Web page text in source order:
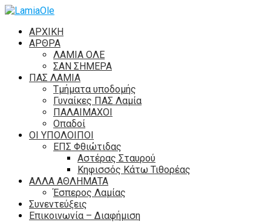
ΑΡΧΙΚΗ
ΑΡΘΡΑ
ΛΑΜΙΑ ΟΛΕ
ΣΑΝ ΣΗΜΕΡΑ
ΠΑΣ ΛΑΜΙΑ
Τμήματα υποδομής
Γυναίκες ΠΑΣ Λαμία
ΠΑΛΑΙΜΑΧΟΙ
Οπαδοί
ΟΙ ΥΠΟΛΟΙΠΟΙ
ΕΠΣ Φθιώτιδας
Αστέρας Σταυρού
Κηφισσός Κάτω Τιθορέας
ΑΛΛΑ ΑΘΛΗΜΑΤΑ
Έσπερος Λαμίας
Συνεντεύξεις
Επικοινωνία – Διαφήμιση